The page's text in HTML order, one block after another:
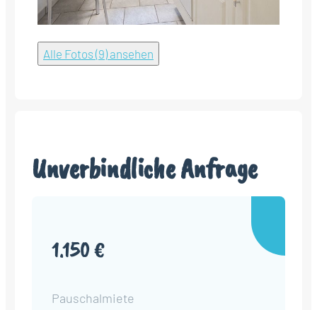
Alle Fotos (9) ansehen
Unverbindliche Anfrage
1.150 €
Pauschalmiete